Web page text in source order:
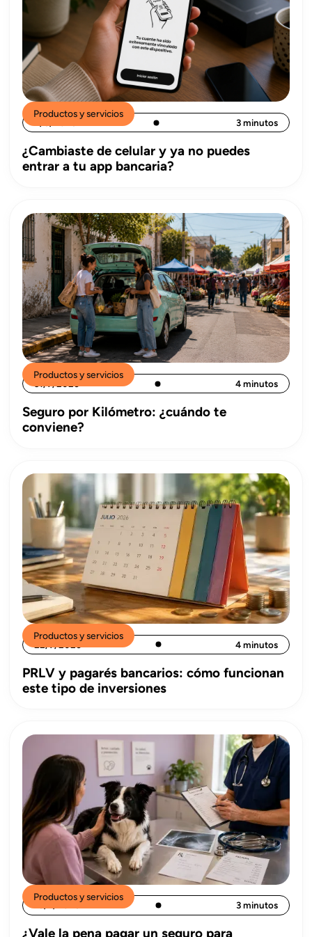
Productos y servicios
3 minutos
¿Cambiaste de celular y ya no puedes
entrar a tu app bancaria?
Productos y servicios
31/7/2026 4 minutos
Seguro por Kilómetro: ¿cuándo te
conviene?
Productos y servicios
22/7/2026 4 minutos
PRLV y pagarés bancarios: cómo funcionan
este tipo de inversiones
Productos y servicios
15/7/2026 3 minutos
¿Vale la pena pagar un seguro para